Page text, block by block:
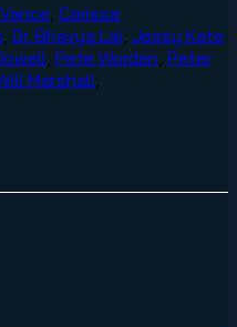
Carissa
Dr. Bhavya Lal Jessy Kate
Pete Worden Peter
Marshall